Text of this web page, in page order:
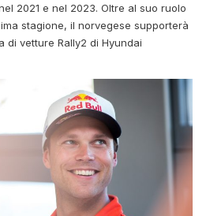
2021 e nel 2023. Oltre al suo ruolo
stagione, il norvegese supporterà
di vetture Rally2 di Hyundai